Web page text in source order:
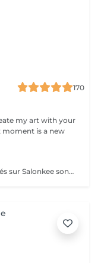
170
my art with your
moment is a new
Veuillez prendre note que les prix indiqués sur Salonkee sont communiqués à titre informatif et s'entendent de base. Ces derniers sont susceptibles de varier selon le diagnostic réalisé à votre arrivée au salon et l'expertise du professionnel à qui vous confiez votre beauté. Dans tous les cas, un devis précis vous sera proposé et toutes réalisations de prestations seront effectuées avec votre accord. Un grand merci d'avance pour votre compréhension. Au plaisir de vous recevoir très vite.